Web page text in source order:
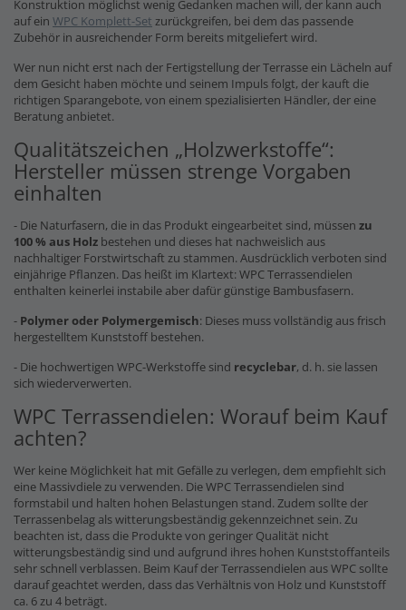
Konstruktion möglichst wenig Gedanken machen will, der kann auch
auf ein WPC Komplett-Set zurückgreifen, bei dem das passende
Zubehör in ausreichender Form bereits mitgeliefert wird.
Wer nun nicht erst nach der Fertigstellung der Terrasse ein Lächeln auf
dem Gesicht haben möchte und seinem Impuls folgt, der kauft die
richtigen Sparangebote, von einem spezialisierten Händler, der eine
Beratung anbietet.
Qualitätszeichen „Holzwerkstoffe“:
Hersteller müssen strenge Vorgaben
einhalten
- Die Naturfasern, die in das Produkt eingearbeitet sind, müssen zu
100 % aus Holz bestehen und dieses hat nachweislich aus
nachhaltiger Forstwirtschaft zu stammen. Ausdrücklich verboten sind
einjährige Pflanzen. Das heißt im Klartext: WPC Terrassendielen
enthalten keinerlei instabile aber dafür günstige Bambusfasern.
- Polymer oder Polymergemisch: Dieses muss vollständig aus frisch
hergestelltem Kunststoff bestehen.
- Die hochwertigen WPC-Werkstoffe sind recyclebar, d. h. sie lassen
sich wiederverwerten.
WPC Terrassendielen: Worauf beim Kauf
achten?
Wer keine Möglichkeit hat mit Gefälle zu verlegen, dem empfiehlt sich
eine Massivdiele zu verwenden. Die WPC Terrassendielen sind
formstabil und halten hohen Belastungen stand. Zudem sollte der
Terrassenbelag als witterungsbeständig gekennzeichnet sein. Zu
beachten ist, dass die Produkte von geringer Qualität nicht
witterungsbeständig sind und aufgrund ihres hohen Kunststoffanteils
sehr schnell verblassen. Beim Kauf der Terrassendielen aus WPC sollte
darauf geachtet werden, dass das Verhältnis von Holz und Kunststoff
ca. 6 zu 4 beträgt.